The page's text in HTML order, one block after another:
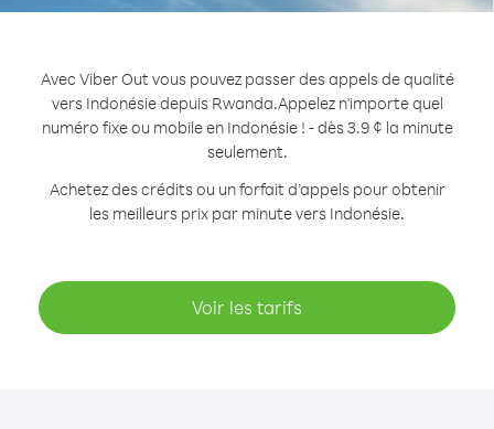
Avec Viber Out vous pouvez passer des appels de qualité
vers Indonésie depuis Rwanda.Appelez n'importe quel
numéro fixe ou mobile en Indonésie ! - dès 3.9 ¢ la minute
seulement.
Achetez des crédits ou un forfait d’appels pour obtenir
les meilleurs prix par minute vers Indonésie.
Voir les tarifs